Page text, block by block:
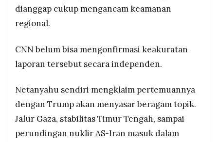
dianggap cukup mengancam keamanan
regional.
CNN belum bisa mengonfirmasi keakuratan
laporan tersebut secara independen.
Netanyahu sendiri mengklaim pertemuannya
dengan Trump akan menyasar beragam topik.
Jalur Gaza, stabilitas Timur Tengah, sampai
perundingan nuklir AS-Iran masuk dalam